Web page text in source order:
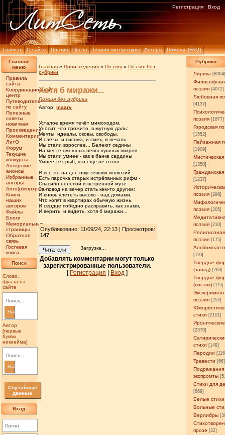
Главная О сайте Поэзия Проза Теория литературы Авторы Помощь (FAQ)
Регистрация Вход
Главное
меню
Правила
сайта
Координационный
центр
Путеводитель
по сайту
Полезные
советы
новичкам
Произведения
Комментарии
ЛитО
Форум
Текущие
конкурсы
Авторские
анонсы
Избранные
авторы
Авто(р)портреты
Книги
наших
авторов
Файлы
Блоги
Мемориальные
страницы
Обратная
связь
Гостевая
книга
Поиск
Слово,
фраза на
сайте
Найти
Автор
[первые
буквы
никнейма]
Найти
Случайные
данные
Вход
Рубрики
Лирика
поэзия [4072]
Любовная
[4137]
поэзия [1877]
Городская
[1552]
Пейзажная
[1909]
Мистическая
[1350]
Гражданская
[1237]
поэзия [296]
поэзия [205]
поэзия [210]
Религиозная
поэзия [175]
Альбомная
[110]
Твердые
(запад) [263]
Твердые
(восток) [115]
поэзия [257]
стихи [2101]
[2370]
стихи [149]
Пародии
Травести [66]
Подражания
экспромты
Стихи для
[869]
Белые стихи
Вольные
Верлибры
прозе [22]
Главная »Произведения »Поэзия »Поэзия без
рубрики
Хотя б миражи...
Поэзия без рубрики
Автор:maarv
Усталое время течëт мимоходом,
Уносит, что прожито, в мутную даль:
Мечты, идеалы, оковы, свободы,
И слезы, и письма, и смех, и печаль.
Мы стали взрослее... Белеют седины
На месте смешных непослушных вихров.
Мы стали умнее - как в банке сардины
Умнее тех рыб, кто ещë не готов.
И всë же на дне опустевших иллюзий
Есть парочка старых истрëпанных рифм -
Спасибо нелепой и ветренной музе
За повод на вечер стать кем-то другим:
И вновь улететь высоко - над домами,
Что копят в квартирах обычную жизнь,
И сердце победно расправить, как знамя,
И верить, и видеть, хотя б миражи...
Опубликовано: 11/09/24, 22:13 | Просмотров:
147
Читатели Загрузка...
Добавлять комментарии могут только
зарегистрированные пользователи.
[ Регистрация Вход]